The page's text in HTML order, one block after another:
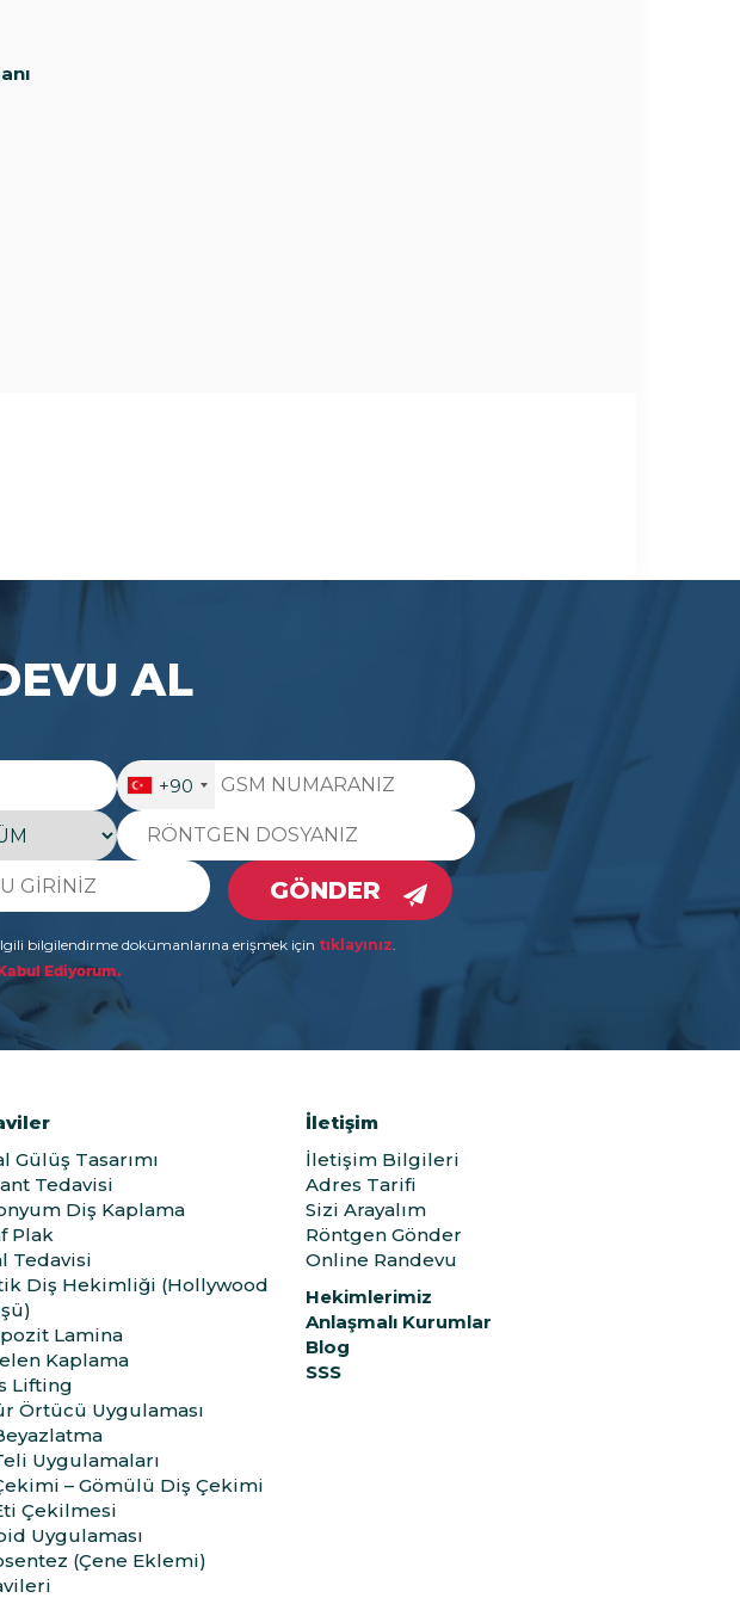
AL
+90
GÖNDER
bilgilendirme dokümanlarına erişmek için tıklayınız.
Ediyorum.
Gülüş Tasarımı
Tedavisi
Diş Kaplama
Plak
Tedavisi
Diş Hekimliği (Hollywood
Lamina
Kaplama
Lifting
Örtücü Uygulaması
Uygulamaları
– Gömülü Diş Çekimi
Çekilmesi
Uygulaması
(Çene Eklemi)
İletişim
İletişim Bilgileri
Adres Tarifi
Sizi Arayalım
Röntgen Gönder
Online Randevu
Hekimlerimiz
Anlaşmalı Kurumlar
Blog
SSS